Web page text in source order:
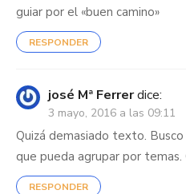
guiar por el «buen camino»
RESPONDER
josé Mª Ferrerdice:
3 mayo, 2016 a las 09:11
Quizá demasiado texto.
que pueda agrupar por temas.
RESPONDER